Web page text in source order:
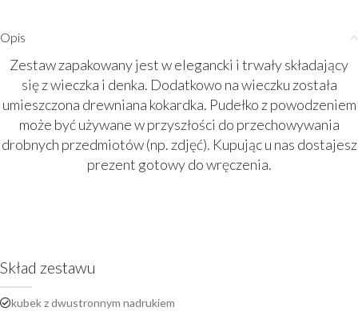
Opis
Zestaw zapakowany jest w elegancki i trwały składający
się z wieczka i denka. Dodatkowo na wieczku została
umieszczona drewniana kokardka. Pudełko z powodzeniem
może być używane w przyszłości do przechowywania
drobnych przedmiotów (np. zdjęć). Kupując u nas dostajesz
prezent gotowy do wręczenia.
Skład zestawu
kubek z dwustronnym nadrukiem